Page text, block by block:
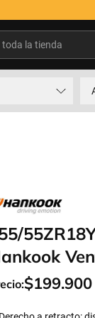
$199.900